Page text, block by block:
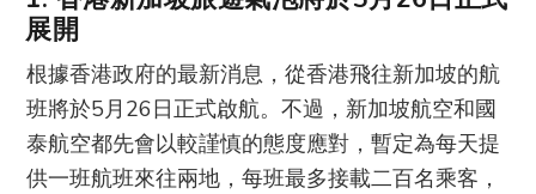
展開
根據香港政府的最新消息，從香港飛往新加坡的航
班將於5月26日正式啟航。不過，新加坡航空和國
泰航空都先會以較謹慎的態度應對，暫定為每天提
供一班航班來往兩地，每班最多接載二百名乘客，